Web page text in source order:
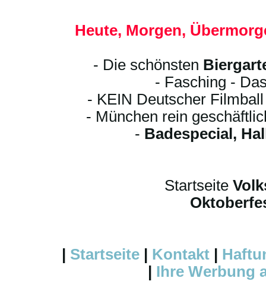
Heute, Morgen,
- Die schönsten
- Fasching -
- KEIN Deutscher
- München rein
- Badespecial,
Startseite
Startseite Kontakt
Ihre Werbung